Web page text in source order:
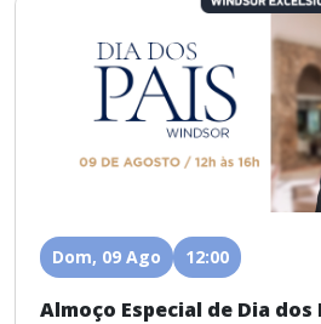
Dom, 09 Ago 12:00
Almoço Especial de Dia dos